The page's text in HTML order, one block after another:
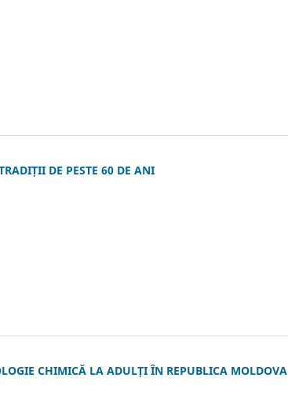
DE PESTE 60 DE ANI
CHIMICĂ LA ADULȚI ÎN REPUBLICA MOLDOVA